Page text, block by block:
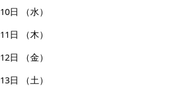
10日
（水）
11日
（木）
12日
（金）
13日
（土）